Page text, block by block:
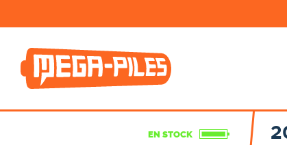
EN STOCK